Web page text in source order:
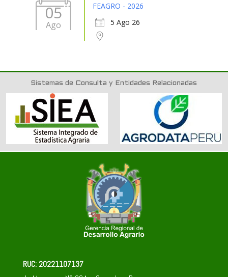
05
Ago
FEAGRO - 2026
5 Ago 26
Sistemas de Consulta y Entidades Relacionadas
RUC: 20221107137